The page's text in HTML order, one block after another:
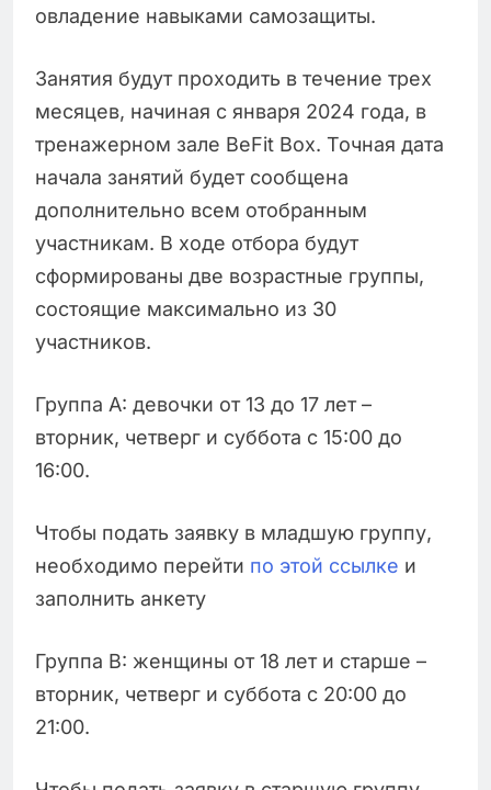
овладение навыками самозащиты.
Занятия будут проходить в течение трех
месяцев, начиная с января 2024 года, в
тренажерном зале BeFit Box. Точная дата
начала занятий будет сообщена
дополнительно всем отобранным
участникам. В ходе отбора будут
сформированы две возрастные группы,
состоящие максимально из 30
участников.
Группа A: девочки от 13 до 17 лет –
вторник, четверг и суббота с 15:00 до
16:00.
Чтобы подать заявку в младшую группу,
необходимо перейти по этой ссылке и
заполнить анкету
Группа B: женщины от 18 лет и старше –
вторник, четверг и суббота с 20:00 до
21:00.